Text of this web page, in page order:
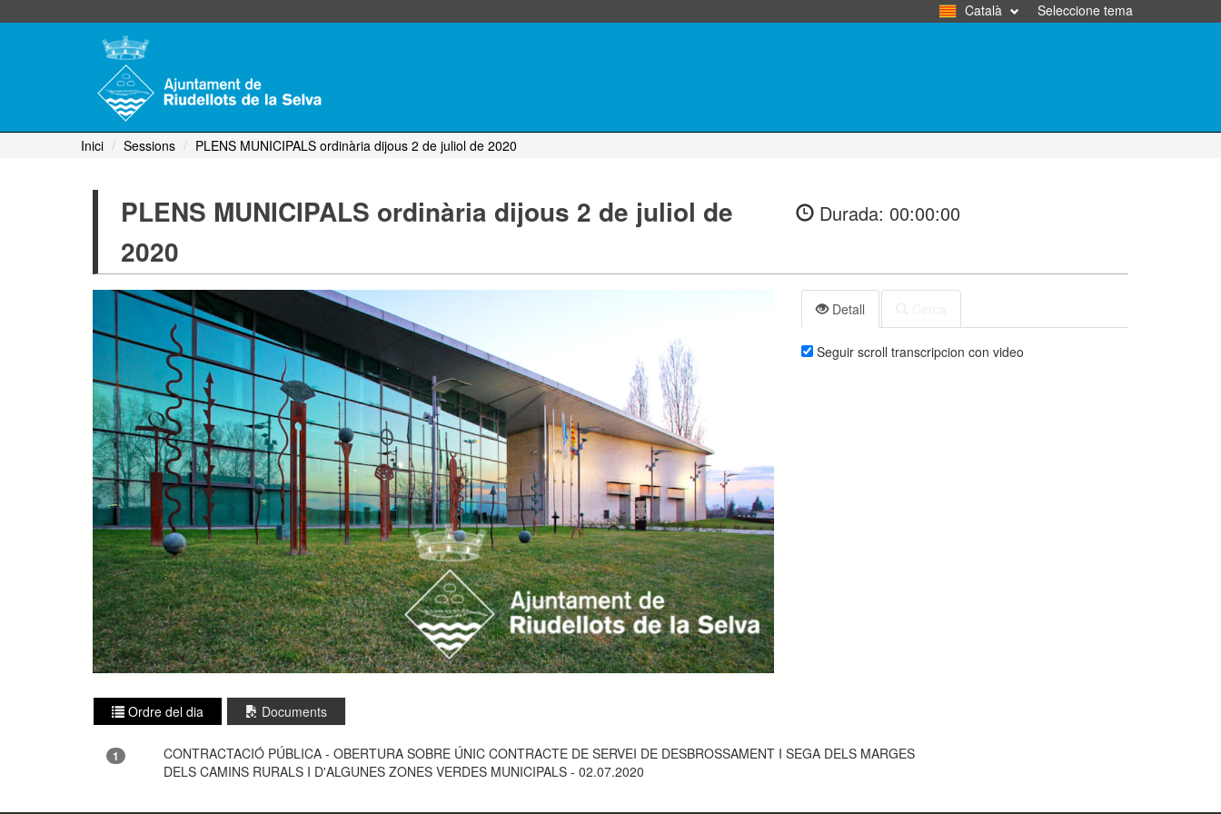
Seleccione tema
Català
Inici Sessions PLENS MUNICIPALS ordinària dijous 2 de juliol de 2020
PLENS MUNICIPALS ordinària dijous 2 de juliol de
2020
Durada: 00:00:00
Detall
Seguir scroll transcripcion con video
Ordre del dia Documents
1
CONTRACTACIÓ PÚBLICA - OBERTURA SOBRE ÚNIC CONTRACTE DE SERVEI DE DESBROSSAMENT I SEGA DELS MARGES
DELS CAMINS RURALS I D'ALGUNES ZONES VERDES MUNICIPALS - 02.07.2020